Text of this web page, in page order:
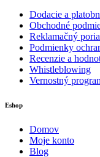
Dodacie a
Obchodné
Reklamačný
Podmienky
Recenzie a
Whistleblowing
Vernostný
Eshop
Domov
Moje konto
Blog